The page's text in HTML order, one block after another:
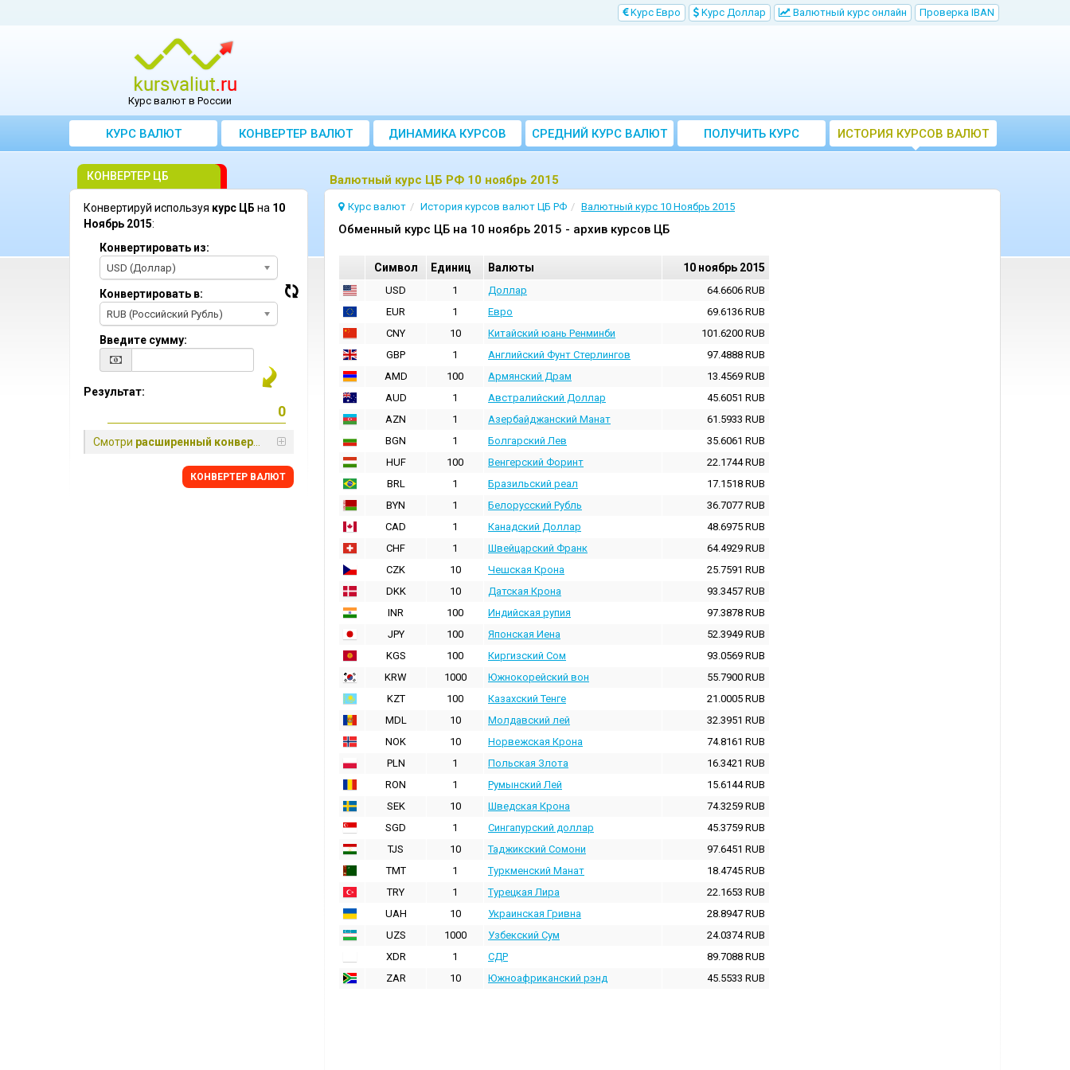
Kурс Евро Kурс Доллар Bалютный курс онлайн Проверка IBAN
Курс валют в России
КУРС ВАЛЮТ КОНВЕРТЕР ВАЛЮТ ДИНАМИКА КУРСОВ
CРЕДНИЙ КУРС ВАЛЮТ
ЗА МЕСЯЦ
ПОЛУЧИТЬ КУРС
ВАЛЮТ ЦБ
ИСТОРИЯ КУРСОВ ВАЛЮТ
ЦБ РФ
Bалютный курс ЦБ РФ 10 ноябрь 2015
Курс валют История курсов валют ЦБ РФ Валютный курс 10 Ноябрь 2015
Oбменный курс ЦБ на 10 ноябрь 2015 - архив курсов ЦБ
Cимвол Единиц Валюты 10 ноябрь 2015
USD 1 Доллар 64.6606 RUB
EUR
1 Евро 69.6136 RUB
CNY
10 Китайский юань Ренминби 101.6200 RUB
GBP
1 Английский Фунт Стерлингов 97.4888 RUB
AMD
100 Армянский Драм 13.4569 RUB
AUD
1 Австралийский Доллар 45.6051 RUB
AZN
1 Азербайджанский Манат 61.5933 RUB
BGN
1 Болгарский Лев 35.6061 RUB
HUF
100 Венгерский Форинт 22.1744RUB
BRL
1 Бразильский реал 17.1518 RUB
BYN
1 Белорусский Рубль 36.7077 RUB
CAD
1 Канадский Доллар 48.6975 RUB
CHF
1 Швейцарский Франк 64.4929 RUB
CZK
10 Чешская Крона 25.7591 RUB
DKK
10 Датская Крона 93.3457 RUB
INR
100 Индийская pупия 97.3878 RUB
JPY
100 Японская Иена 52.3949 RUB
KGS
100 Киргизский Сом 93.0569 RUB
KRW
1000 Южнокорейский вон 55.7900 RUB
KZT
100 Казахский Тенге 21.0005 RUB
MDL
10 Молдавский лей 32.3951 RUB
NOK
10 Норвежская Крона 74.8161 RUB
PLN
1 Польская Злота 16.3421 RUB
RON
1 Румынский Лей 15.6144RUB
SEK
10 Шведская Крона 74.3259 RUB
SGD
1 Сингапурский доллар 45.3759 RUB
TJS
10 Таджикский Сомони 97.6451 RUB
TMT
1 Туркменский Манат 18.4745 RUB
TRY
1 Турецкая Лира 22.1653 RUB
UAH
10 Украинская Гривна 28.8947 RUB
UZS
1000 Узбекский Сум 24.0374RUB
XDR
1 СДР 89.7088 RUB
ZAR
10 Южноафриканский рэнд 45.5533 RUB
КОНВЕРТЕР ЦБ
Конвертируй используя курс ЦБ на 10
Ноябрь 2015:
Конвертировать из:
USD (Доллар)
Конвертировать в:
RUB (Российский Рубль)
Введите сумму:
Результат:
Смотри расширенный конвертер
КОНВЕРТЕР ВАЛЮТ